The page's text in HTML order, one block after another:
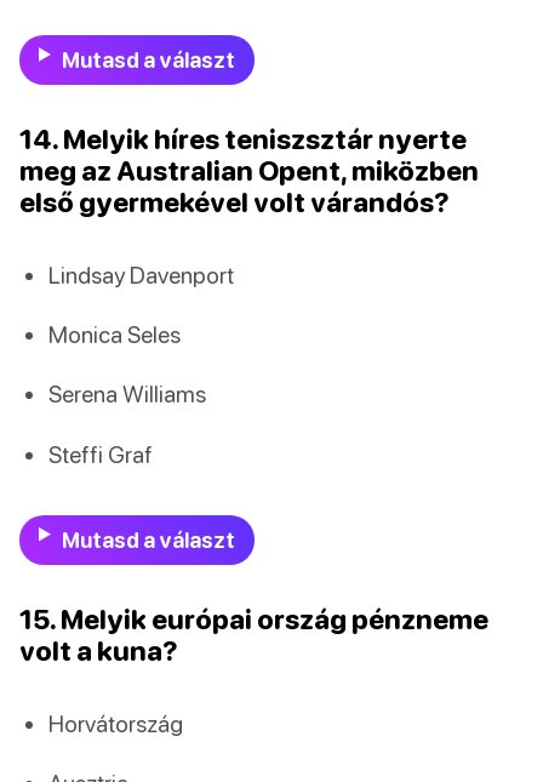
Mutasd a választ
14. Melyik híres teniszsztár nyerte
meg az Australian Opent, miközben
első gyermekével volt várandós?
Lindsay Davenport
Monica Seles
Serena Williams
Steffi Graf
Mutasd a választ
15. Melyik európai ország pénzneme
volt a kuna?
Horvátország